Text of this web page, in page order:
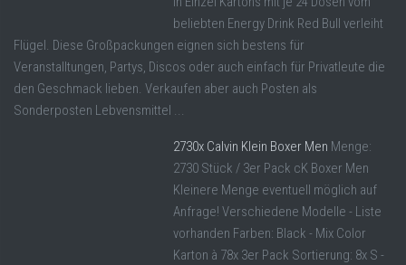
beliebten Energy Drink Red Bull verleiht
Flügel. Diese Großpackungen eignen sich bestens für
Veranstalltungen, Partys, Discos oder auch einfach für Privatleute die
den Geschmack lieben. Verkaufen aber auch Posten als
Sonderposten Lebvensmittel ...
2730x Calvin Klein Boxer Men Menge:
2730 Stück / 3er Pack cK Boxer Men
Kleinere Menge eventuell möglich auf
Anfrage! Verschiedene Modelle - Liste
vorhanden Farben: Black - Mix Color
Karton à 78x 3er Pack Sortierung: 8x S -